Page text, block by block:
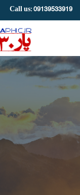
Call us: 09139533919